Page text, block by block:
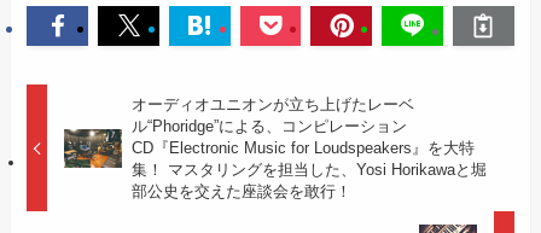
オーディオユニオンが立ち上げたレーベ
ル“Phoridge”による、コンピレーション
CD『Electronic Music for Loudspeakers』を大特
集！ マスタリングを担当した、Yosi Horikawaと堀
部公史を交えた座談会を敢行！